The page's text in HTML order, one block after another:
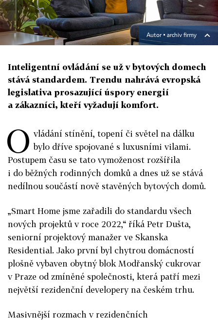
Autor ▪ archiv firmy
Inteligentní ovládání se už v bytových domech
stává standardem. Trendu nahrává evropská
legislativa prosazující úspory energií
a zákazníci, kteří vyžadují komfort.
O vládání stínění, topení či světel na dálku
bylo dříve spojované s luxusními vilami.
Postupem času se tato vymoženost rozšířila
i do běžných rodinných domků a dnes už se stává
nedílnou součástí nově stavěných bytových domů.
„Smart Home jsme zařadili do standardu všech
nových projektů v roce 2022,“ říká Petr Dušta,
seniorní projektový manažer ve Skanska
Residential. Jako první byl chytrou domácností
plošně vybaven obytný blok Modřanský cukrovar
v Praze od zmíněné společnosti, která patří mezi
největší rezidenční developery na českém trhu.
Masivnější rozmach v rezidenčních